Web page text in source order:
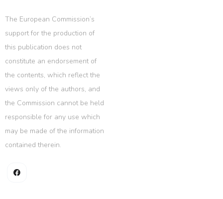
The European Commission’s
support for the production of
this publication does not
constitute an endorsement of
the contents, which reflect the
views only of the authors, and
the Commission cannot be held
responsible for any use which
may be made of the information
contained therein.